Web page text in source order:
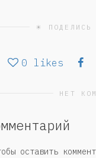
☀
0 likes
НЕТ
оставить